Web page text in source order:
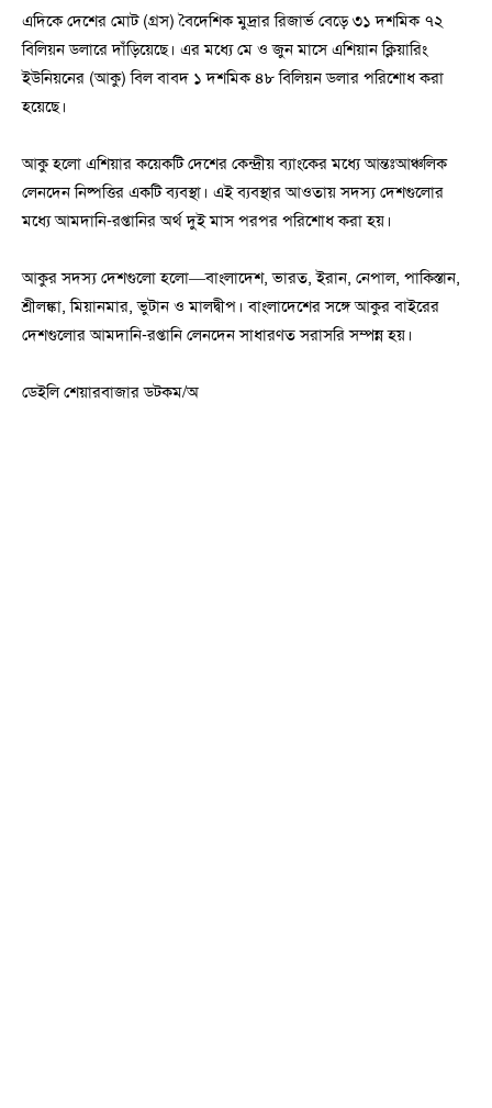
এদিকে দেশের মোট (গ্রস) বৈদেশিক মুদ্রার রিজার্ভ বেড়ে ৩১ দশমিক ৭২
বিলিয়ন ডলারে দাঁড়িয়েছে। এর মধ্যে মে ও জুন মাসে এশিয়ান ক্লিয়ারিং
ইউনিয়নের (আকু) বিল বাবদ ১ দশমিক ৪৮ বিলিয়ন ডলার পরিশোধ করা
হয়েছে।
আকু হলো এশিয়ার কয়েকটি দেশের কেন্দ্রীয় ব্যাংকের মধ্যে আন্তঃআঞ্চলিক
লেনদেন নিষ্পত্তির একটি ব্যবস্থা। এই ব্যবস্থার আওতায় সদস্য দেশগুলোর
মধ্যে আমদানি-রপ্তানির অর্থ দুই মাস পরপর পরিশোধ করা হয়।
আকুর সদস্য দেশগুলো হলো—বাংলাদেশ, ভারত, ইরান, নেপাল, পাকিস্তান,
শ্রীলঙ্কা, মিয়ানমার, ভুটান ও মালদ্বীপ। বাংলাদেশের সঙ্গে আকুর বাইরের
দেশগুলোর আমদানি-রপ্তানি লেনদেন সাধারণত সরাসরি সম্পন্ন হয়।
ডেইলি শেয়ারবাজার ডটকম/অ